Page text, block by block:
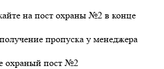
на пост охраны №2 в конце
пропуска у мeнeджeра
охраный пост №2